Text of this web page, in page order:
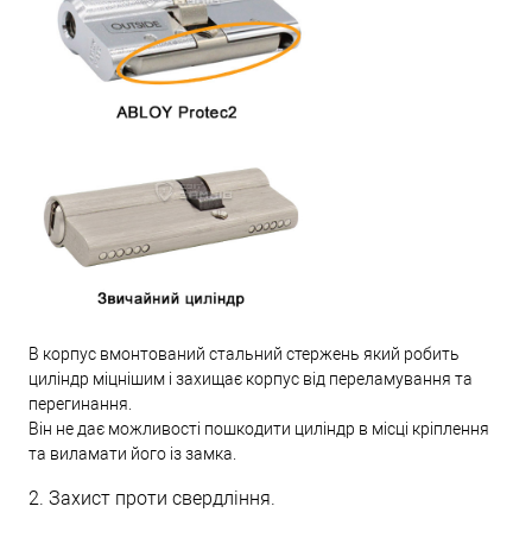
В корпус вмонтований стальний стержень який робить
циліндр міцнішим і захищає корпус від переламування та
перегинання.
Він не дає можливості пошкодити циліндр в місці кріплення
та виламати його із замка.
2. Захист проти свердління.